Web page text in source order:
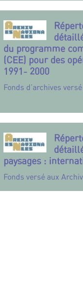
du programme
(CEE) pour des
1991- 2000
Fonds d’archives
paysages :
Fonds versé aux